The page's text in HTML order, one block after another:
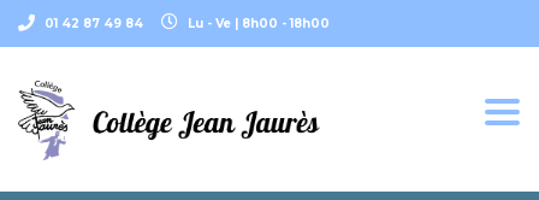
Lu - Ve | 8h00 - 18h00
01 42 87 49 84